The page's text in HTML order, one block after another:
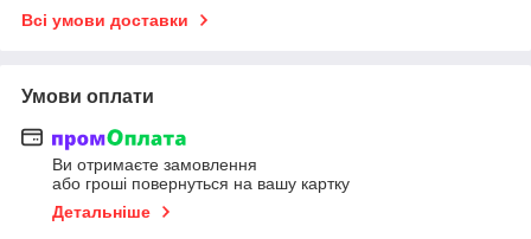
Всі умови доставки
Умови оплати
Ви отримаєте замовлення
або гроші повернуться на вашу картку
Детальніше